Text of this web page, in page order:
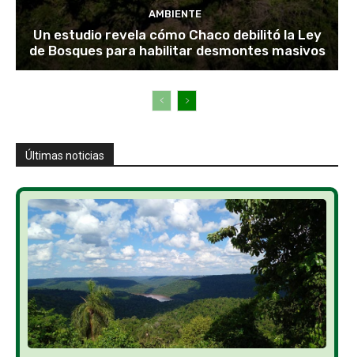
AMBIENTE
Un estudio revela cómo Chaco debilitó la Ley
de Bosques para habilitar desmontes masivos
Últimas noticias